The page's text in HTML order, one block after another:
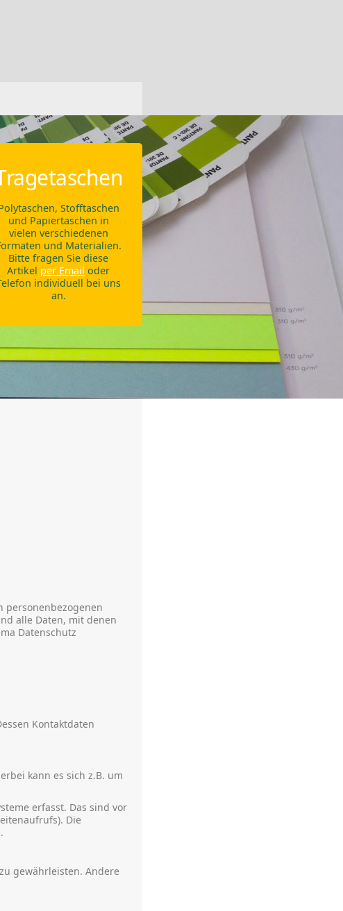
Stofftaschen
und Papiertaschen in
vielen verschiedenen
und Materialien.
Bitte fragen Sie diese
Artikel per Email oder
individuell bei uns
an.
personenbezogenen
alle Daten, mit denen
Datenschutz
Kontaktdaten
kann es sich z.B. um
erfasst. Das sind vor
Die
gewährleisten. Andere